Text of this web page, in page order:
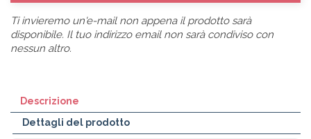
Ti invieremo un'e-mail non appena il prodotto sarà
disponibile. Il tuo indirizzo email non sarà condiviso con
nessun altro.
Descrizione
Dettagli del prodotto